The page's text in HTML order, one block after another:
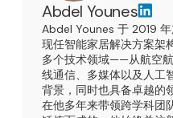
Abdel Younes
Abdel Younes 于 2019
现任智能家居解决方案架
多个技术领域——从航空
线通信、多媒体以及人工
背景，同时也具备卓越的
在他多年来带领跨学科团